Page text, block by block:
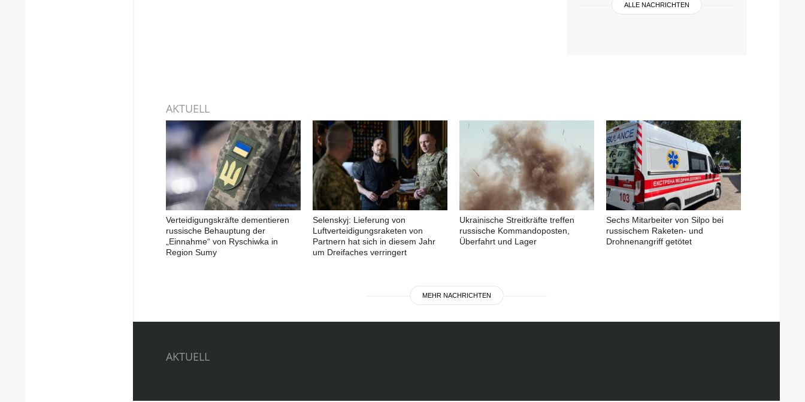
ALLE NACHRICHTEN
AKTUELL
Verteidigungskräfte dementieren
russische Behauptung der
„Einnahme“ von Ryschiwka in
Region Sumy
Selenskyj: Lieferung von
Luftverteidigungsraketen von
Partnern hat sich in diesem Jahr
um Dreifaches verringert
Ukrainische Streitkräfte treffen
russische Kommandoposten,
Überfahrt und Lager
Sechs Mitarbeiter von Silpo bei
russischem Raketen- und
Drohnenangriff getötet
MEHR NACHRICHTEN
AKTUELL